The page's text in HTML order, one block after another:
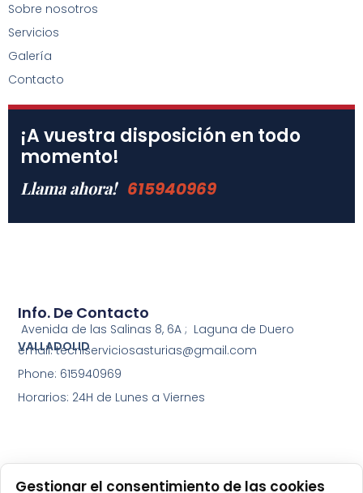
Sobre nosotros
Servicios
Galería
Contacto
¡A vuestra disposición en todo
momento!
Llama ahora! 615940969
Info. De Contacto
Avenida de las Salinas 8, 6A ; Laguna de Duero
VALLADOLID
email: tecniserviciosasturias@gmail.com
Phone: 615940969
Horarios: 24H de Lunes a Viernes
Gestionar el consentimiento de las cookies